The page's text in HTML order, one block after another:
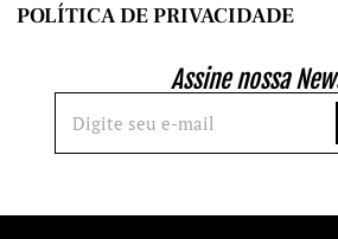
POLÍTICA DE PRIVACIDADE
Assine nossa